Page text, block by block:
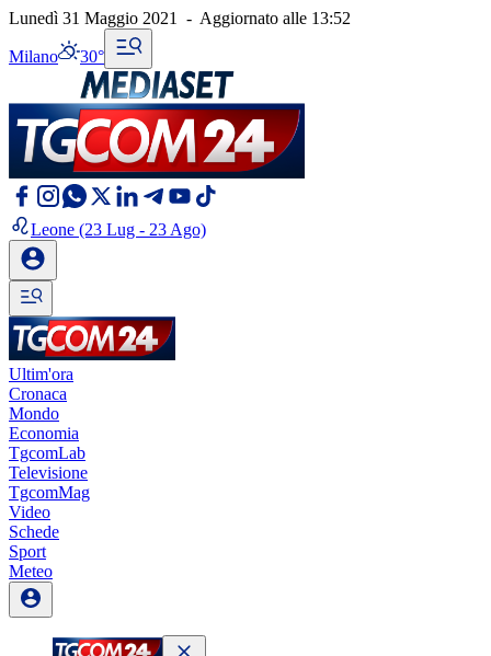
Lunedì 31 Maggio 2021 - Aggiornato alle 13:52
Milano 30°
Leone (23 Lug - 23 Ago)
Ultim'ora
Cronaca
Mondo
Economia
TgcomLab
Televisione
TgcomMag
Video
Schede
Sport
Meteo